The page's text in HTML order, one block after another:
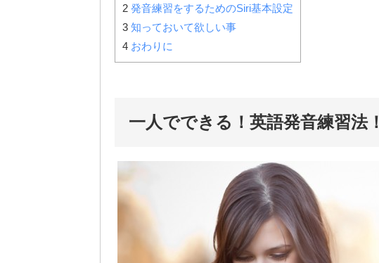
2 発音練習をするためのSiri基本設定
3 知っておいて欲しい事
4 おわりに
一人でできる！英語発音練習法！